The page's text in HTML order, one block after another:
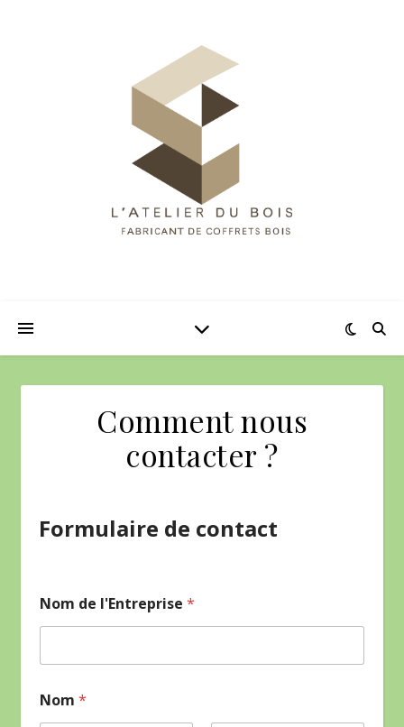
Comment nous
contacter ?
Formulaire de contact
Nom de l'Entreprise *
Nom *